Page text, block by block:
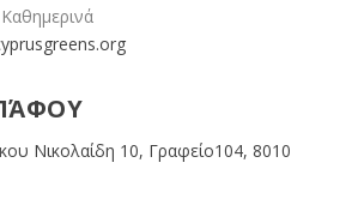
Νικολαίδη 10, Γραφείο104, 8010